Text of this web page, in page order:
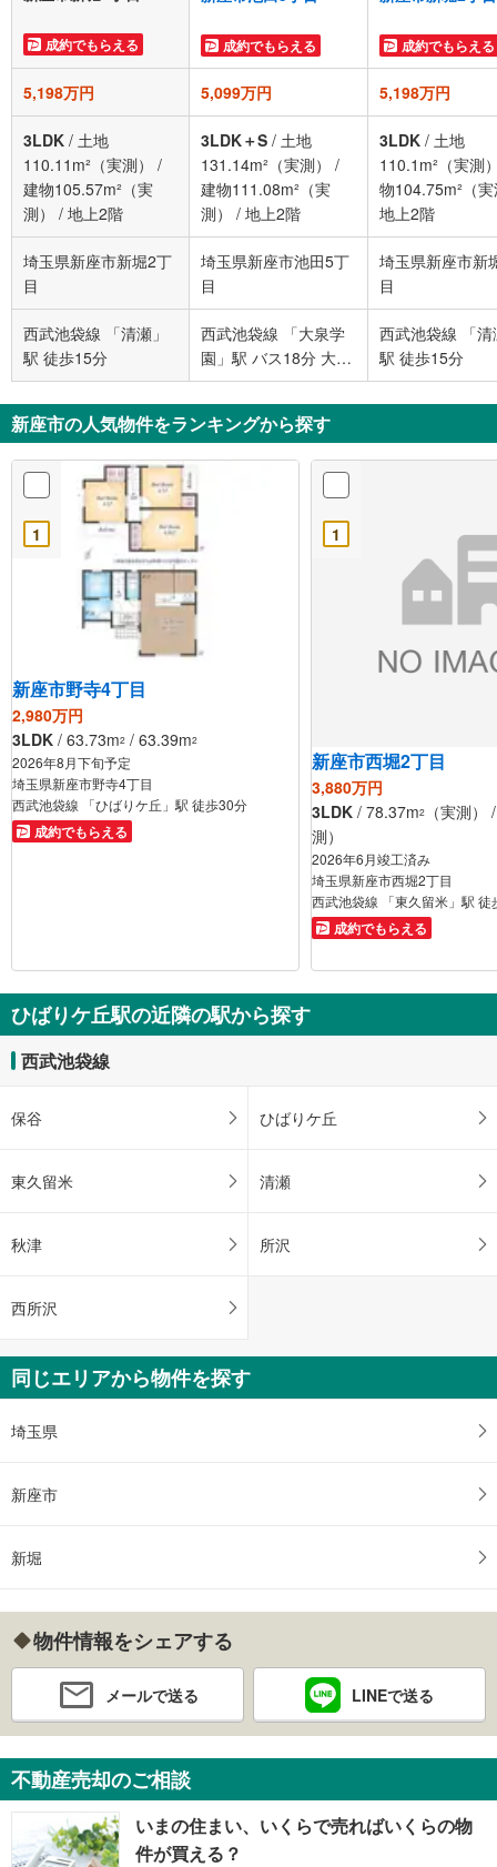
成約でもらえる 成約でもらえる 成約でもらえる
5,198万円 5,099万円 5,198万円
3LDK / 土地
110.11m²（実測）
/
建物105.57m²（実
測）
/ 地上2階
3LDK＋S / 土地
131.14m²（実測）
/
建物111.08m²（実
測）
/ 地上2階
3LDK / 土地
110.1m²（実測
物104.75m²（
地上2階
埼玉県新座市新堀2丁
目
埼玉県新座市池田5丁
目
埼玉県新座市新
目
西武池袋線 「清瀬」
駅 徒歩15分
西武池袋線 「大泉学
園」駅 バス18分 大泉
学園町五丁目 バス停
下車 徒歩9分
西武池袋線 「清
駅 徒歩15分
新座市の人気物件をランキングから探す
1
新座市野寺4丁目
2,980万円
3LDK / 63.73m2 / 63.39m2
2026年8月下旬予定
埼玉県新座市野寺4丁目
西武池袋線 「ひばりケ丘」駅 徒歩30分
成約でもらえる
1
新座市西堀2丁目
3,880万円
3LDK / 78.37m2
（実測
測）
2026年6月竣工済み
埼玉県新座市西堀2丁目
西武池袋線 「東久留米」駅 徒
成約でもらえる
ひばりケ丘駅の近隣の駅から探す
西武池袋線
保谷 ひばりケ丘
東久留米 清瀬
秋津 所沢
西所沢
同じエリアから物件を探す
埼玉県
新座市
新堀
物件情報をシェアする
メールで送る LINEで送る
不動産売却のご相談
いまの住まい、いくらで売ればいくらの物
件が買える？